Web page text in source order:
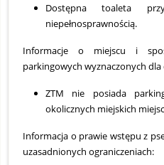
Dostępna toaleta
niepełnosprawnością.
Informacje o miejscu i
parkingowych wyznaczonych
ZTM nie posiada
okolicznych miejskich
Informacja o prawie wstępu z
uzasadnionych ograniczeniach: